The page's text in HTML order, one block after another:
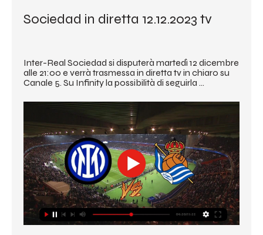
Sociedad in diretta 12.12.2023 tv
Inter-Real Sociedad si disputerà martedì 12 dicembre
alle 21:00 e verrà trasmessa in diretta tv in chiaro su
Canale 5. Su Infinity la possibilità di seguirla ...